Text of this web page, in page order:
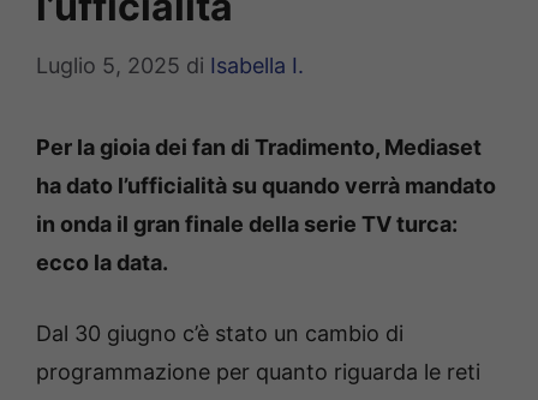
Luglio 5, 2025 di Isabella I.
Per la gioia dei fan di Tradimento, Mediaset
ha dato l’ufficialità su quando verrà mandato
in onda il gran finale della serie TV turca:
ecco la data.
Dal 30 giugno c’è stato un cambio di
programmazione per quanto riguarda le reti